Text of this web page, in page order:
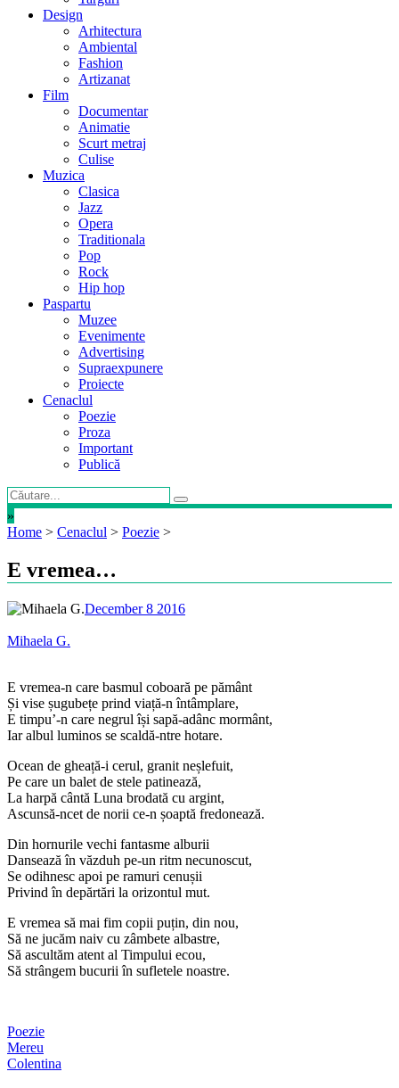
Design
Arhitectura
Ambiental
Fashion
Artizanat
Film
Documentar
Animatie
Scurt metraj
Culise
Muzica
Clasica
Jazz
Opera
Traditionala
Pop
Rock
Hip hop
Paspartu
Muzee
Evenimente
Advertising
Supraexpunere
Proiecte
Cenaclul
Poezie
Proza
Important
Publică
»
Home > Cenaclul > Poezie >
E vremea…
December 8 2016
Mihaela G.
E vremea-n care basmul coboară pe pământ
Și vise șugubețe prind viață-n întâmplare,
E timpu’-n care negrul își sapă-adânc mormânt,
Iar albul luminos se scaldă-ntre hotare.
Ocean de gheață-i cerul, granit neșlefuit,
Pe care un balet de stele patinează,
La harpă cântă Luna brodată cu argint,
Ascunsă-ncet de norii ce-n șoaptă fredonează.
Din hornurile vechi fantasme alburii
Dansează în văzduh pe-un ritm necunoscut,
Se odihnesc apoi pe ramuri cenușii
Privind în depărtări la orizontul mut.
E vremea să mai fim copii puțin, din nou,
Să ne jucăm naiv cu zâmbete albastre,
Să ascultăm atent al Timpului ecou,
Să strângem bucurii în sufletele noastre.
Poezie
Post
navigation
Mereu
Colentina